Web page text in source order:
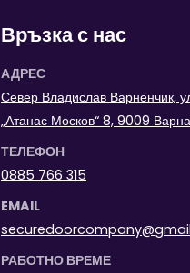
Връзка с нас
АДРЕС
Север Владислав Варненчик,
„Атанас Москов“ 8, 9009 Варна
ТЕЛЕФОН
0885 766 315
EMAIL
РАБОТНО ВРЕМЕ